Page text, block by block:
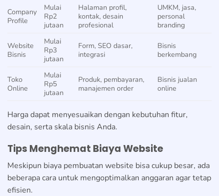
Company
Profile
Mulai
Rp2
jutaan
Halaman profil,
kontak, desain
profesional
UMKM, jasa,
personal
branding
Website
Bisnis
Mulai
Rp3
jutaan
Form, SEO dasar,
integrasi
Bisnis
berkembang
Toko
Online
Mulai
Rp5
jutaan
Produk, pembayaran,
manajemen order
Bisnis jualan
online
Harga dapat menyesuaikan dengan kebutuhan fitur,
desain, serta skala bisnis Anda.
Tips Menghemat Biaya Website
Meskipun biaya pembuatan website bisa cukup besar, ada
beberapa cara untuk mengoptimalkan anggaran agar tetap
efisien.